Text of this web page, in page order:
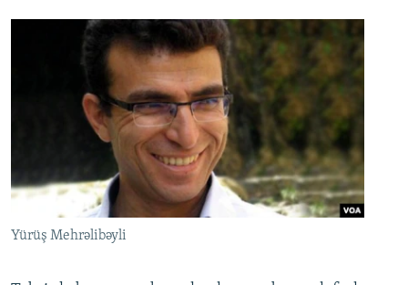
Yürüş Mehrəlibəyli